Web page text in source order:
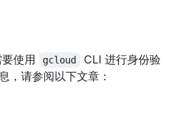
使用 gcloud
CLI 进行身份验
，请参阅以下文章：